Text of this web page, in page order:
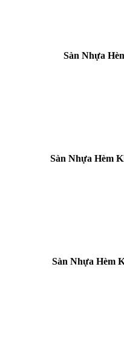
Sàn Nhựa
Sàn Nhựa Hèm
Sàn Nhựa Hèm